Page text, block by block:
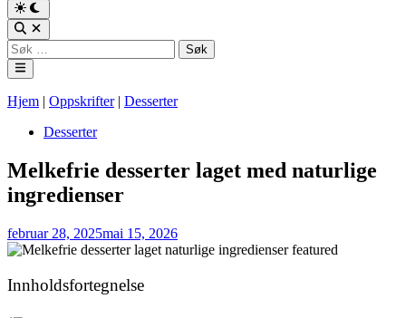
Switch
to
dark
mode
Open
Search
Søk
etter:
Main
Menu
Hjem | Oppskrifter| Desserter
PostedDesserter
Melkefrie desserter laget med naturlige
ingredienser
februar 28, 2025mai 15, 2026
Innholdsfortegnelse